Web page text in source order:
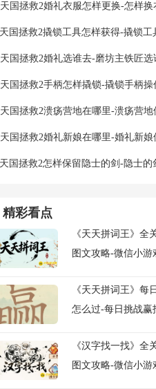
天国拯救2婚礼衣服怎样更换-怎样换
天国拯救2婚礼选谁去-磨坊主铁匠选
天国拯救2溃疡营地在哪里-溃疡营地
天国拯救2婚礼新娘在哪里-婚礼新娘
精彩看点
《天天拼词王》全
图文攻略-微信小游
《天天拼词王》每
怎么过-每日挑战赢
《汉字找一找》全
图文攻略-微信小游